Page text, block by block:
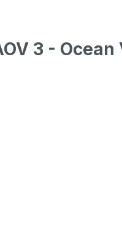
3 - Ocean